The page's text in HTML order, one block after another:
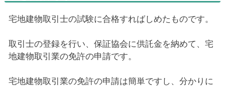
宅地建物取引士の試験に合格すればしめたものです。
取引士の登録を行い、保証協会に供託金を納めて、宅
地建物取引業の免許の申請です。
宅地建物取引業の免許の申請は簡単ですし、分かりに